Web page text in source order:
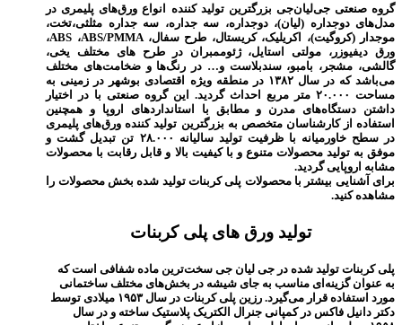
گروه صنعتی جی‌لیان‌جی بزرگترین تولید کننده انواع ورق‌های پلیمری در
مدل‌های دوجداره (لیان)، دوجداره، سه جداره، سه جداره مثلثی،تخت،
موجدار (کروگیت)، اکریلیک، کریستال، طرح سفال، ABS ،ABS/PMMA،
ورق دیفیوزر، مولتی استایل، ژئوممبران در طرح های مختلف یخی،
گالشی، مشجر، بامبو، سندبلاست و… در رنگ‌ها و ضخامت‌های مختلف
می‌باشد که در سال ۱۳۸۲ در منطقه ویژه اقتصادی بوشهر در زمینی به
مساحت ۲۰.۰۰۰ متر مربع احداث گردید. این گروه صنعتی با در اختیار
داشتن دستگاه‌های مدرن و مطابق با استانداردهای اروپا و همچنین
استفاده از کارشناسان متخصص به بزرگترین تولید کننده ورق‌های پلیمری
در سطح خاورمیانه با ظرفیت تولید سالیانه ۲۸.۰۰۰ تن تبدیل گشت و
موفق به تولید محصولات متنوع و با کیفیت بالا و قابل رقابت با محصولات
مشابه اروپایی گردید.
برای آشنایی بیشتر با محصولات پلی کربنات تولید شده بخش محصولات را
مشاهده کنید.
تولید ورق های پلی کربنات
پلی کربنات تولید شده در جی لیان جی سخت‌ترین ماده شفافی است که
به عنوان گزینه‌ای مناسب به جای شیشه در بخش‌های مختلف ساختمانی
مورد استفاده قرار می‌گیرد. رزین پلی کربنات در سال ۱۹۵۳ میلادی توسط
دکتر دانیل فاکس در کمپانی جنرال الکتریک پلاستیک ساخته و در سال